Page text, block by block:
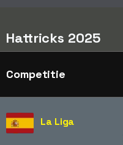
Hattricks 2025
Competitie
La Liga